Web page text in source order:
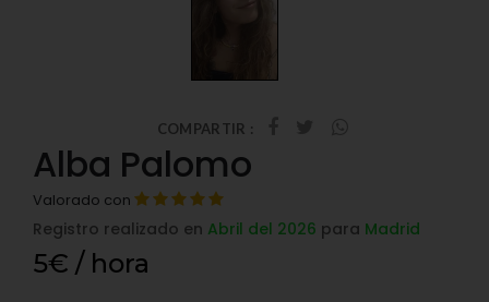
COMPARTIR :
Alba Palomo
Valorado con
Registro realizado en Abril del 2026 para Madrid
5€ / hora